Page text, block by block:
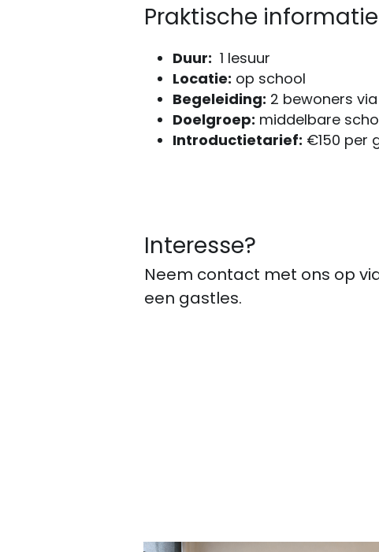
Praktische informatie
Duur:
  1 lesuur
Locatie: op school
Begeleiding: 2 bewoners
Doelgroep: middelbare
Introductietarief: €150 per
Interesse?
Neem contact met ons op
een gastles.